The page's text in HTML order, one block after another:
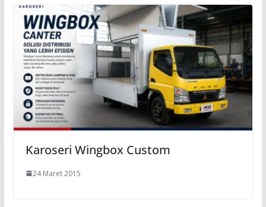
Karoseri Wingbox Custom
24 Maret 2015